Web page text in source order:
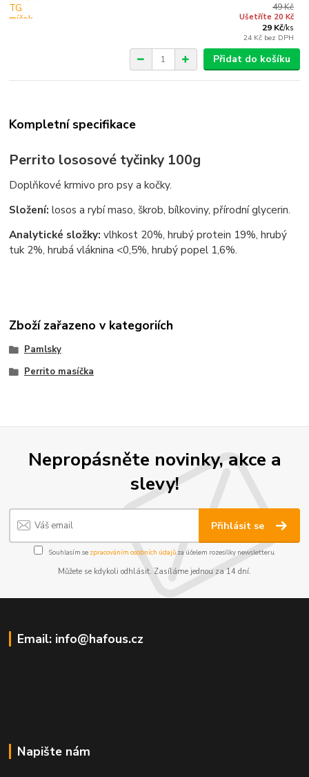
49 Kč
Ušetříte 20 Kč
29 Kč/ks
24 Kč bez DPH
Přidat do košíku
Kompletní specifikace
Perrito lososové tyčinky 100g
Doplňkové krmivo pro psy a kočky.
Složení: losos a rybí maso, škrob, bílkoviny, přírodní glycerin.
Analytické složky:vlhkost 20%, hrubý protein 19%, hrubý
tuk 2%, hrubá vláknina <0,5%, hrubý popel 1,6%.
Zboží zařazeno v kategoriích
Pamlsky
Perrito masíčka
Nepropásněte novinky, akce a
slevy!
Přihlásit se
Souhlasím se zpracováním osobních údajůza účelem rozesílky newsletteru.
Můžete se kdykoli odhlásit. Zasíláme jednou za 14 dní.
Email: info@hafous.cz
Napište nám